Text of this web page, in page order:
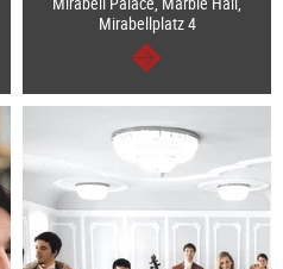
Mirabellplatz 4
Continuer